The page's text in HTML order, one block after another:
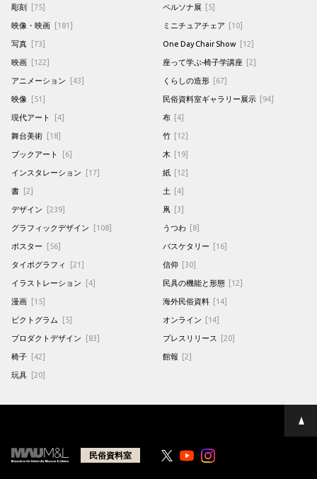
彫刻 [75]
映像・映画 [181]
写真 [73]
映画 [122]
アニメーション [43]
映像 [51]
現代アート [4]
舞台美術 [18]
ブックアート [6]
インスタレーション [17]
書 [2]
デザイン [239]
グラフィックデザイン [108]
ポスター [56]
タイポグラフィ [21]
イラストレーション [4]
漫画 [15]
ピクトグラム [5]
プロダクトデザイン [83]
椅子 [42]
玩具 [20]
ペルソナ展 [5]
ミニチュアチェア [10]
One Day Chair Show [12]
座って学ぶ-椅子学講座 [2]
くらしの造形 [67]
民俗資料室ギャラリー展示 [94]
布 [4]
竹 [12]
木 [19]
紙 [12]
土 [4]
凧 [3]
うつわ [8]
バスケタリー [16]
信仰 [30]
民具の機能と形態 [12]
海外民俗資料 [14]
オンライン [14]
プレスリリース [20]
館報 [2]
ペ
ー
民俗資料室 YoutubeYoutube